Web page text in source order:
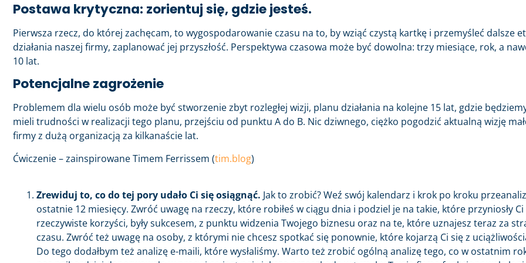
Postawa krytyczna: zorientuj się, gdzie jesteś.
Pierwsza rzecz, do której zachęcam, to wygospodarowanie czasu na to, by wziąć czystą kartkę i przemyśleć dalsze
działania naszej firmy, zaplanować jej przyszłość. Perspektywa czasowa może być dowolna: trzy miesiące, rok, a
10 lat.
Potencjalne zagrożenie
Problemem dla wielu osób może być stworzenie zbyt rozległej wizji, planu działania na kolejne 15 lat, gdzie
mieli trudności w realizacji tego planu, przejściu od punktu A do B. Nic dziwnego, ciężko pogodzić aktualną wizję
firmy z dużą organizacją za kilkanaście lat.
Ćwiczenie – zainspirowane Timem Ferrissem (tim.blog)
Zrewiduj to, co do tej pory udało Ci się osiągnąć. Jak to zrobić? Weź swój kalendarz i krok po kroku
ostatnie 12 miesięcy. Zwróć uwagę na rzeczy, które robiłeś w ciągu dnia i podziel je na takie, które przyniosły Ci
rzeczywiste korzyści, były sukcesem, z punktu widzenia Twojego biznesu oraz na te, które uznajesz teraz za
czasu. Zwróć też uwagę na osoby, z którymi nie chcesz spotkać się ponownie, które kojarzą Ci się z
Do tego dodałbym też analizę e-maili, które wysłaliśmy. Warto też zrobić ogólną analizę tego, co w ostatnim